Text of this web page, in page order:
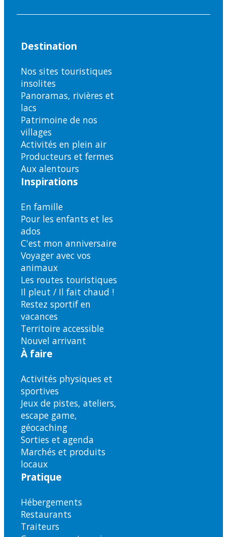
Destination
Nos sites touristiques
insolites
Panoramas, rivières et
lacs
Patrimoine de nos
villages
Activités en plein air
Producteurs et fermes
Aux alentours
Inspirations
En famille
Pour les enfants et les
ados
C'est mon anniversaire
Voyager avec vos
animaux
Les routes touristiques
Il pleut / Il fait chaud !
Restez sportif en
vacances
Territoire accessible
Nouvel arrivant
À faire
Activités physiques et
sportives
Jeux de pistes, ateliers,
escape game,
géocaching
Sorties et agenda
Marchés et produits
locaux
Pratique
Hébergements
Restaurants
Traiteurs